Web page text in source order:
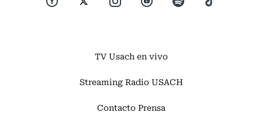
TV Usach en vivo
Streaming Radio USACH
Contacto Prensa